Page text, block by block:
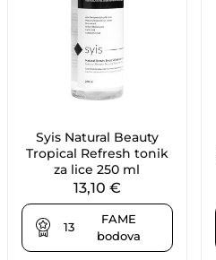
Syis Natural Beauty
Tropical Refresh tonik
za lice 250 ml
13,10 €
13
FAME
bodova